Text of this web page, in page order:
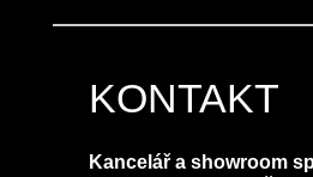
Kancelář a showroom
KONTAKT